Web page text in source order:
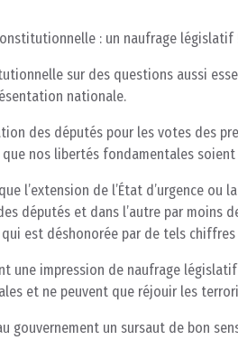
: un naufrage législatif
sur des questions aussi
nationale.
des députés pour les votes des
nos libertés fondamentales
l’extension de l’État d’urgence
députés et dans l’autre par moins
qui est déshonorée par de tels
une impression de naufrage
et ne peuvent que réjouir les
gouvernement un sursaut de bon